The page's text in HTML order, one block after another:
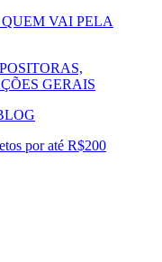
QUEM VAI PELA
GERAIS
por até R$200